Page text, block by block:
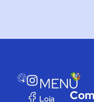
MENU
Loja